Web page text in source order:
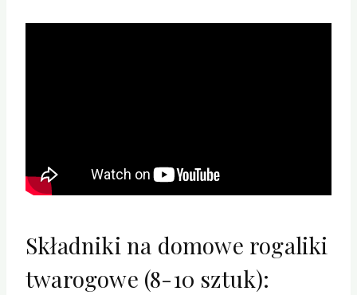
Składniki na domowe rogaliki
twarogowe (8-10 sztuk):